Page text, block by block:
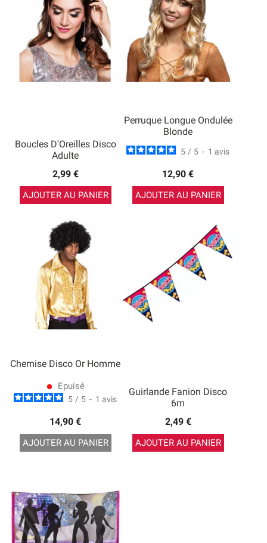
Boucles D'Oreilles Disco
Adulte
2,99 €
AJOUTER AU PANIER
Perruque Longue Ondulée
Blonde
5 / 5 - 1 avis
12,90 €
AJOUTER AU PANIER
Chemise Disco Or Homme
lens Epuisé
5 / 5 - 1 avis
14,90 €
AJOUTER AU PANIER
Guirlande Fanion Disco
6m
2,49 €
AJOUTER AU PANIER